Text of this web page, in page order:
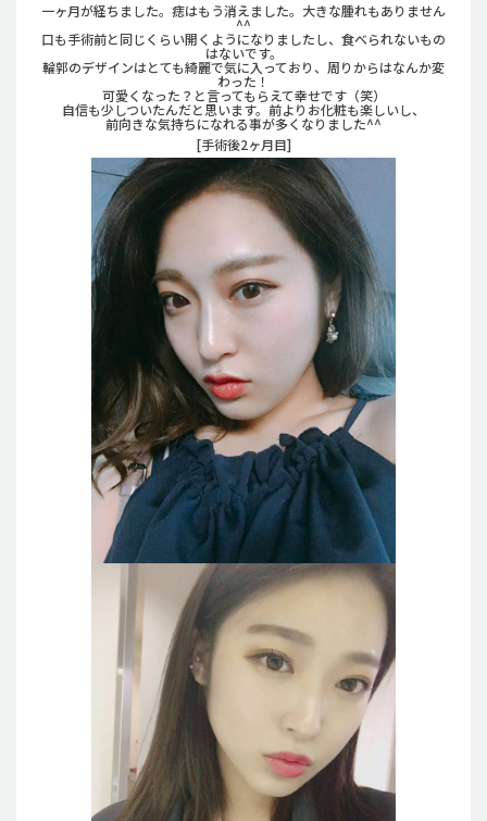
一ヶ月が経ちました。痣はもう消えました。大きな腫れもありません
^^
口も手術前と同じくらい開くようになりましたし、食べられないもの
はないです。
輪郭のデザインはとても綺麗で気に入っており、周りからはなんか変
わった！
可愛くなった？と言ってもらえて幸せです（笑）
自信も少しついたんだと思います。前よりお化粧も楽しいし、
前向きな気持ちになれる事が多くなりました^^
[手術後2ヶ月目]